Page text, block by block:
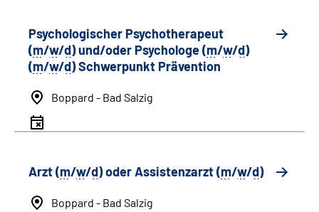
Psychologischer Psychotherapeut
(m/w/d) und/oder Psychologe (m/w/d)
(m/w/d) Schwerpunkt Prävention
Boppard - Bad Salzig
Arzt (m/w/d) oder Assistenzarzt (m/w/d)
Boppard - Bad Salzig